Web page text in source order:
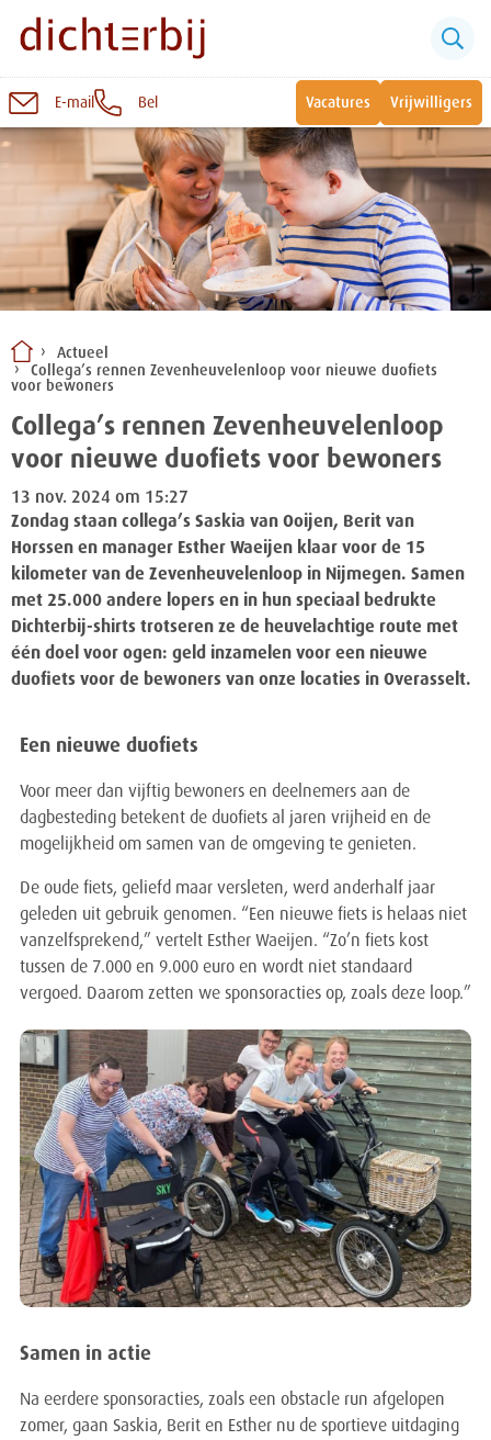
Naar
inhoud
E-mail Bel Vacatures Vrijwilligers
Actueel
Collega’s rennen Zevenheuvelenloop voor nieuwe duofiets
voor bewoners
Collega’s rennen Zevenheuvelenloop
voor nieuwe duofiets voor bewoners
13 nov. 2024 om 15:27
Zondag staan collega’s Saskia van Ooijen, Berit van
Horssen en manager Esther Waeijen klaar voor de 15
kilometer van de Zevenheuvelenloop in Nijmegen. Samen
met 25.000 andere lopers en in hun speciaal bedrukte
Dichterbij-shirts trotseren ze de heuvelachtige route met
één doel voor ogen: geld inzamelen voor een nieuwe
duofiets voor de bewoners van onze locaties in Overasselt.
Een nieuwe duofiets
Voor meer dan vijftig bewoners en deelnemers aan de
dagbesteding betekent de duofiets al jaren vrijheid en de
mogelijkheid om samen van de omgeving te genieten.
De oude fiets, geliefd maar versleten, werd anderhalf jaar
geleden uit gebruik genomen. “Een nieuwe fiets is helaas niet
vanzelfsprekend,” vertelt Esther Waeijen. “Zo’n fiets kost
tussen de 7.000 en 9.000 euro en wordt niet standaard
vergoed. Daarom zetten we sponsoracties op, zoals deze loop.”
Samen in actie
Na eerdere sponsoracties, zoals een obstacle run afgelopen
zomer, gaan Saskia, Berit en Esther nu de sportieve uitdaging
Sluiten
Snel naar:
Wonen bij Dichterbij
Vrije dagbestedingsplekken